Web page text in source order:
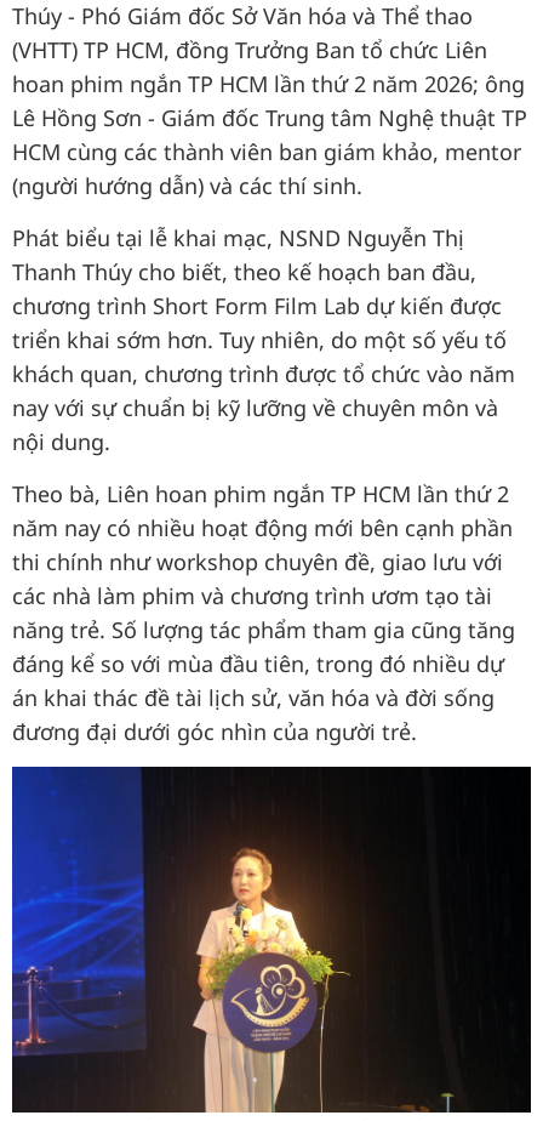
Thúy - Phó Giám đốc Sở Văn hóa và Thể thao
(VHTT) TP HCM, đồng Trưởng Ban tổ chức Liên
hoan phim ngắn TP HCM lần thứ 2 năm 2026; ông
Lê Hồng Sơn - Giám đốc Trung tâm Nghệ thuật TP
HCM cùng các thành viên ban giám khảo, mentor
(người hướng dẫn) và các thí sinh.
Phát biểu tại lễ khai mạc, NSND Nguyễn Thị
Thanh Thúy cho biết, theo kế hoạch ban đầu,
chương trình Short Form Film Lab dự kiến được
triển khai sớm hơn. Tuy nhiên, do một số yếu tố
khách quan, chương trình được tổ chức vào năm
nay với sự chuẩn bị kỹ lưỡng về chuyên môn và
nội dung.
Theo bà, Liên hoan phim ngắn TP HCM lần thứ 2
năm nay có nhiều hoạt động mới bên cạnh phần
thi chính như workshop chuyên đề, giao lưu với
các nhà làm phim và chương trình ươm tạo tài
năng trẻ. Số lượng tác phẩm tham gia cũng tăng
đáng kể so với mùa đầu tiên, trong đó nhiều dự
án khai thác đề tài lịch sử, văn hóa và đời sống
đương đại dưới góc nhìn của người trẻ.